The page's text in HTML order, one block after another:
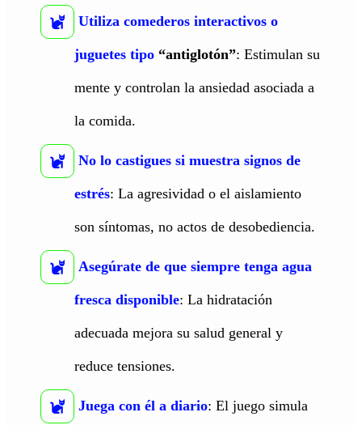
Utiliza comederos interactivos o
juguetes tipo “antiglotón”: Estimulan su
mente y controlan la ansiedad asociada a
la comida.
No lo castigues si muestra signos de
estrés: La agresividad o el aislamiento
son síntomas, no actos de desobediencia.
Asegúrate de que siempre tenga agua
fresca disponible: La hidratación
adecuada mejora su salud general y
reduce tensiones.
Juega con él a diario: El juego simula